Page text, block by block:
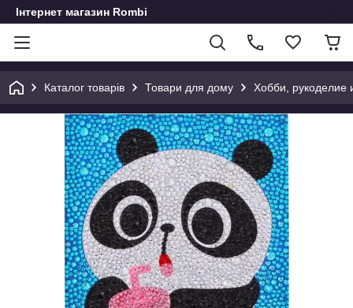
Інтернет магазин Rombi
Каталог товарів Товари для дому Хобби, рукоделие